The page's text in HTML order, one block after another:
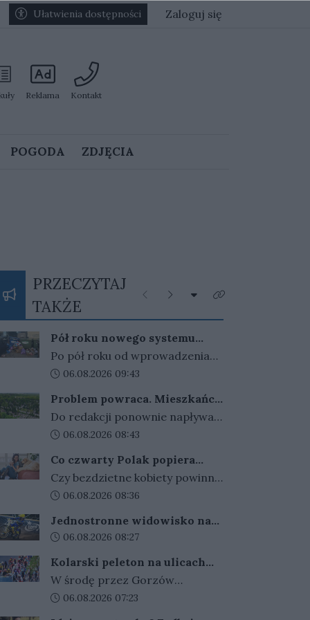
Ułatwienia dostępności Zaloguj się
Reklama Kontakt
POGODA ZDJĘCIA
PRZECZYTAJ
TAKŻE
Poprzednie
Następne
Rozwiń listę kategorii
Kliknij aby zobaczyć
Pół roku nowego systemu
śmieciowego. Są pytania o
jego skuteczność
Po pół roku od wprowadzenia
nowych zasad pojawiły się
systemu opłat za
gospodarowanie odpadami
komunalnymi. Do władz miasta
trafiła interpelacja dotycząca
rozwiązania obowiązującego od
1 stycznia 2026 roku.
Data dodania artykułu:
06.08.2026 09:43
Problem powraca. Mieszkańcy
tracą przedmioty o wartości
sentymentalnej
Do redakcji ponownie napływają
sygnały od mieszkańców, którzy
zniczach, dekoracjach i
osobistych pamiątkach. Tym
razem zabrano różaniec
pozostawiony z okazji urodzin
zmarłej oraz znicz z grawerem.
miały dużej wartości
materialnej, ale niosły ze sobą
szczególne znaczenie i
wspomnienia.
Data dodania artykułu:
06.08.2026 08:43
Co czwarty Polak popiera
pracę bezdzietnych kobiet do
65 lat
Czy bezdzietne kobiety powinny
pracować o pięć lat dłużej?
pomysł popiera co czwarty
Polak. Kto najbardziej?
Data dodania artykułu:
06.08.2026 08:36
Jednostronne widowisko na
Jancarzu?
Data dodania artykułu:
06.08.2026 08:27
Kolarski peleton na ulicach
Gorzowa
W środę przez Gorzów
przejechali uczestnicy Tour de
Data dodania artykułu:
06.08.2026 07:23